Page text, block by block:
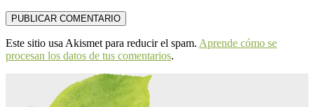
Este sitio usa Akismet para reducir el spam. Aprende cómo se
procesan los datos de tus comentarios.